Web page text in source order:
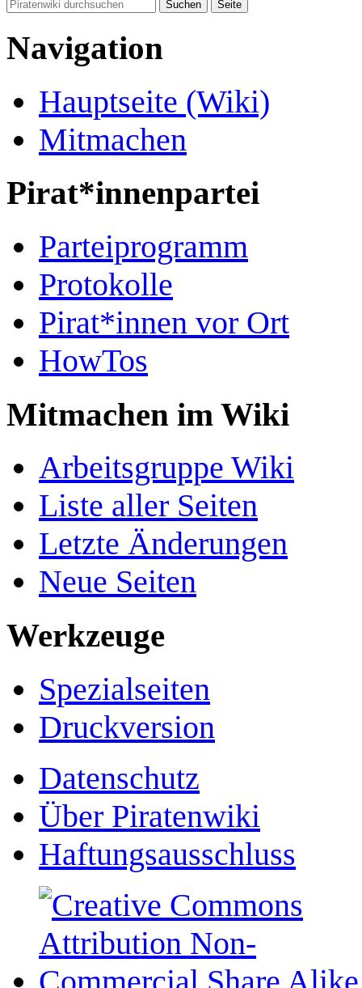
Navigation
Hauptseite (Wiki)
Mitmachen
Pirat*innenpartei
Parteiprogramm
Protokolle
Pirat*innen vor Ort
HowTos
Mitmachen im Wiki
Arbeitsgruppe Wiki
Liste aller Seiten
Letzte Änderungen
Neue Seiten
Werkzeuge
Spezialseiten
Druckversion
Datenschutz
Über Piratenwiki
Haftungsausschluss